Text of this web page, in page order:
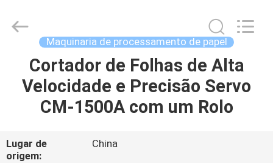
CASA
PRODUTOS
VÍDEOS
International
Industry
Maquinaria de processamento de papel
Cortador de Folhas de Alta
Velocidade e Precisão Servo
CM-1500A com um Rolo
Lugar de
origem:
China